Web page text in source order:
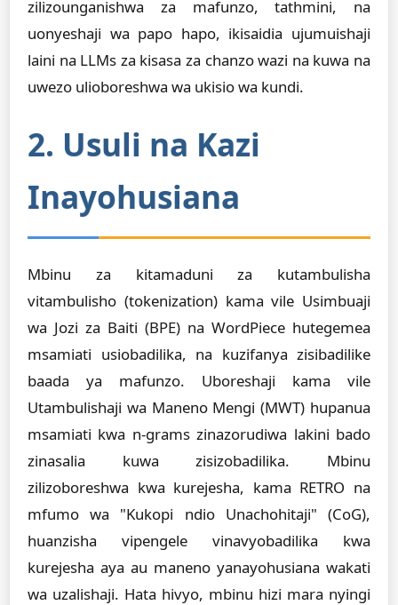
zilizounganishwa za mafunzo, tathmini, na
uonyeshaji wa papo hapo, ikisaidia ujumuishaji
laini na LLMs za kisasa za chanzo wazi na kuwa na
uwezo ulioboreshwa wa ukisio wa kundi.
2. Usuli na Kazi
Inayohusiana
Mbinu za kitamaduni za kutambulisha
vitambulisho (tokenization) kama vile Usimbuaji
wa Jozi za Baiti (BPE) na WordPiece hutegemea
msamiati usiobadilika, na kuzifanya zisibadilike
baada ya mafunzo. Uboreshaji kama vile
Utambulishaji wa Maneno Mengi (MWT) hupanua
msamiati kwa n-grams zinazorudiwa lakini bado
zinasalia kuwa zisizobadilika. Mbinu
zilizoboreshwa kwa kurejesha, kama RETRO na
mfumo wa "Kukopi ndio Unachohitaji" (CoG),
huanzisha vipengele vinavyobadilika kwa
kurejesha aya au maneno yanayohusiana wakati
wa uzalishaji. Hata hivyo, mbinu hizi mara nyingi